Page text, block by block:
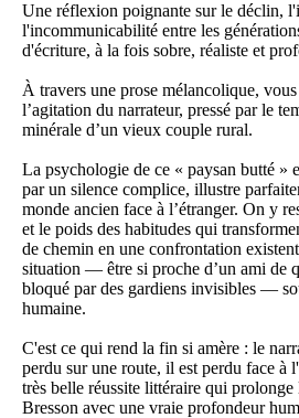
Une réflexion poignante sur le déclin,
l'incommunicabilité entre les
d'écriture, à la fois sobre, réaliste et
À travers une prose mélancolique,
l’agitation du narrateur, pressé par le
minérale d’un vieux couple rural.
La psychologie de ce « paysan butté »
par un silence complice, illustre
monde ancien face à l’étranger. On y
et le poids des habitudes qui
de chemin en une confrontation
situation — être si proche d’un ami de
bloqué par des gardiens invisibles —
humaine.
C'est ce qui rend la fin si amère : le
perdu sur une route, il est perdu face à
très belle réussite littéraire qui
Bresson avec une vraie profondeur